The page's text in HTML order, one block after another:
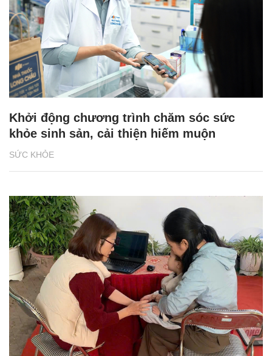
SỨC KHỎE
Khởi động chương trình chăm sóc sức
khỏe sinh sản, cải thiện hiếm muộn